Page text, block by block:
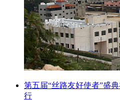
第五届“丝路友好使者”盛
行